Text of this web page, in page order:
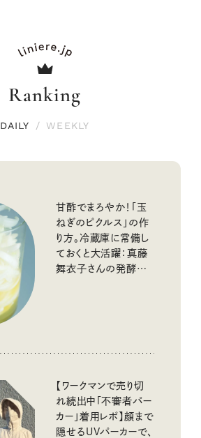
Ranking
DAILY / WEEKLY
甘酢でまろやか！「玉
ねぎのピクルス」の作
り方。冷蔵庫に常備し
ておくと大活躍：真藤
舞衣子さんの発酵と
【ワークマンで売り切
れ続出中「不審者パー
カー」着用レポ】顔まで
隠せるUVパーカーで、